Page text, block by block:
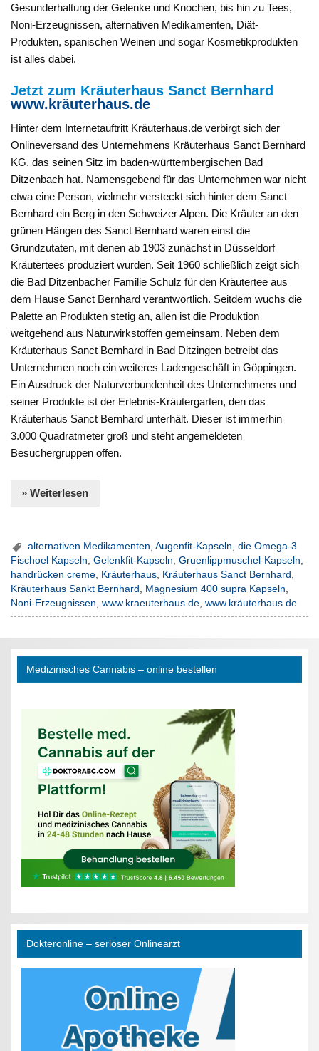
Gesunderhaltung der Gelenke und Knochen, bis hin zu Tees,
Noni-Erzeugnissen, alternativen Medikamenten, Diät-
Produkten, spanischen Weinen und sogar Kosmetikprodukten
ist alles dabei.
Jetzt zum Kräuterhaus Sanct Bernhard
www.kräuterhaus.de
Hinter dem Internetauftritt Kräuterhaus.de verbirgt sich der
Onlineversand des Unternehmens Kräuterhaus Sanct Bernhard
KG, das seinen Sitz im baden-württembergischen Bad
Ditzenbach hat. Namensgebend für das Unternehmen war nicht
etwa eine Person, vielmehr versteckt sich hinter dem Sanct
Bernhard ein Berg in den Schweizer Alpen. Die Kräuter an den
grünen Hängen des Sanct Bernhard waren einst die
Grundzutaten, mit denen ab 1903 zunächst in Düsseldorf
Kräutertees produziert wurden. Seit 1960 schließlich zeigt sich
die Bad Ditzenbacher Familie Schulz für den Kräutertee aus
dem Hause Sanct Bernhard verantwortlich. Seitdem wuchs die
Palette an Produkten stetig an, allen ist die Produktion
weitgehend aus Naturwirkstoffen gemeinsam. Neben dem
Kräuterhaus Sanct Bernhard in Bad Ditzingen betreibt das
Unternehmen noch ein weiteres Ladengeschäft in Göppingen.
Ein Ausdruck der Naturverbundenheit des Unternehmens und
seiner Produkte ist der Erlebnis-Kräutergarten, den das
Kräuterhaus Sanct Bernhard unterhält. Dieser ist immerhin
3.000 Quadratmeter groß und steht angemeldeten
Besuchergruppen offen.
» Weiterlesen
alternativen Medikamenten ,Augenfit-Kapseln ,die Omega-3
Fischoel Kapseln,Gelenkfit-Kapseln,Gruenlippmuschel-Kapseln,
handrücken creme, Kräuterhaus, Kräuterhaus Sanct Bernhard ,
Kräuterhaus Sankt Bernhard , Magnesium 400 supra Kapseln,
Noni-Erzeugnissen,www.kraeuterhaus.de,www.kräuterhaus.de
Medizinisches Cannabis – online bestellen
Dokteronline – seriöser Onlinearzt